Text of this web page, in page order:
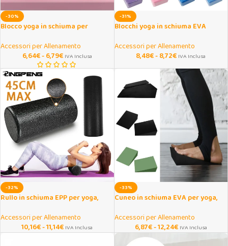
-30%
Blocco yoga in schiuma per
Accessori per Allenamento
6,64€-6,79€ IVA Inclusa
-31%
Blocchi yoga in schiuma EVA
Accessori per Allenamento
8,48€-8,72€ IVA Inclusa
-32%
Rullo in schiuma EPP per yoga,
Accessori per Allenamento
10,16€-11,14€ IVA Inclusa
-33%
Cuneo in schiuma EVA per yoga,
Accessori per Allenamento
6,87€-12,24€ IVA Inclusa